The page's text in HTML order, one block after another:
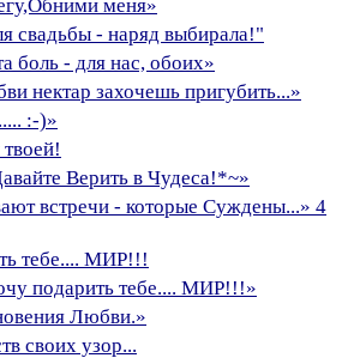
меня»
свадьбы - наряд выбирала!"
боль - для нас, обоих»
нектар захочешь пригубить...»
:-)»
Верить в Чудеса!*~»
встречи - которые Суждены...» 4
тебе.... МИР!!!
подарить тебе.... МИР!!!»
Любви.»
своих узор...